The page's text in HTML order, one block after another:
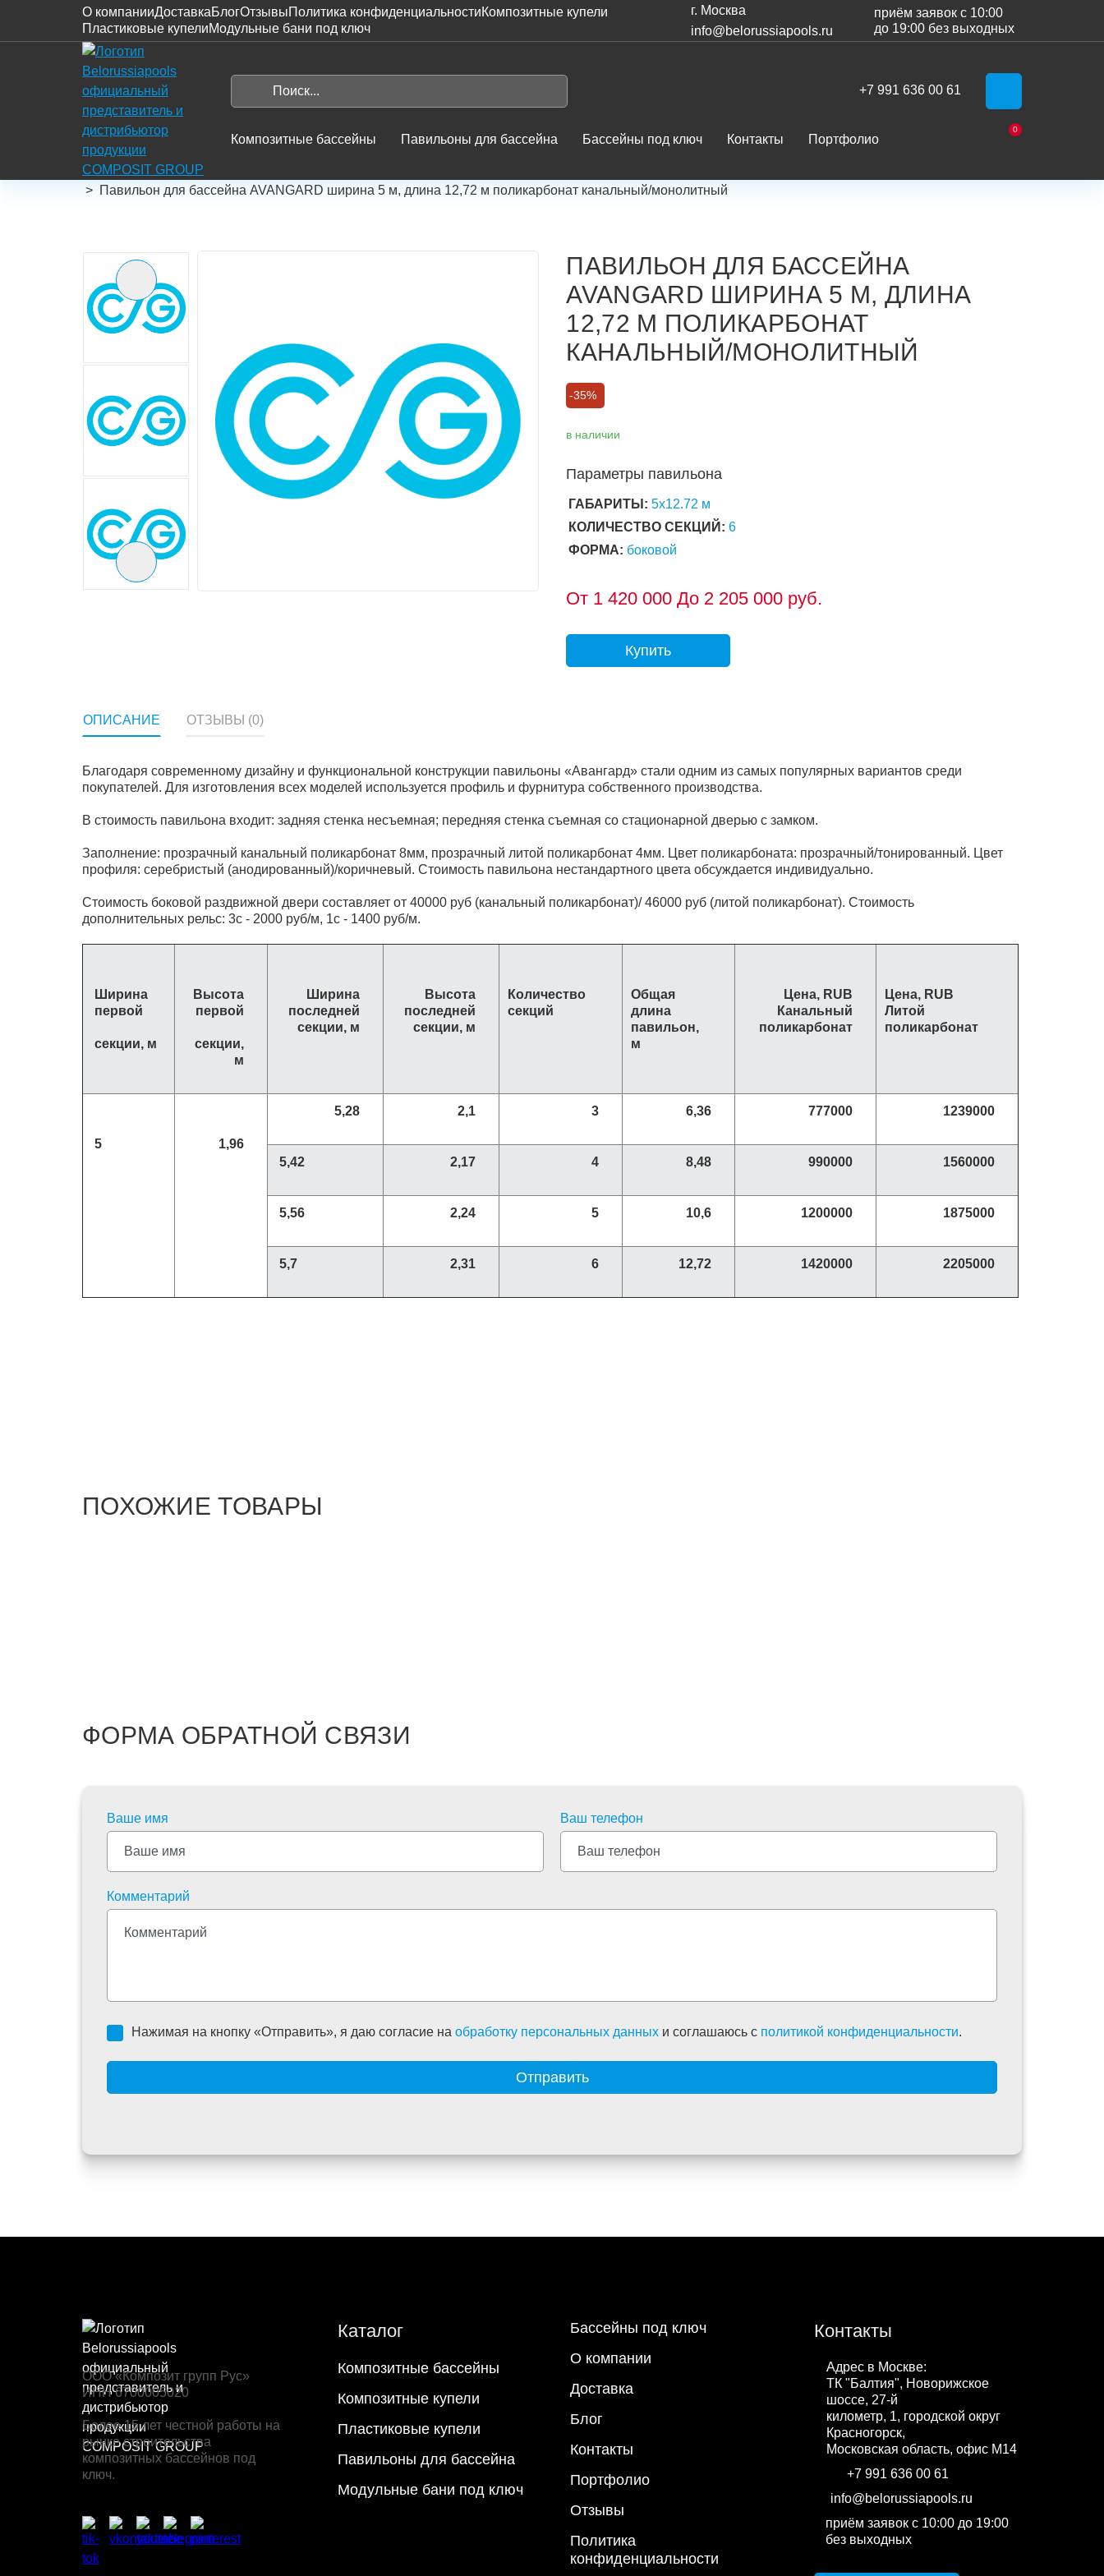
О компанииДоставкаБлогОтзывыПолитика конфиденциальностиКомпозитные купели
Пластиковые купелиМодульные бани под ключ
г. Москва
info@belorussiapools.ru
приём заявок с 10:00
до 19:00 без выходных
На
главную
Поиск...Search
WhatsApp
+7 991 636 00 61
Композитные бассейны Павильоны для бассейна Бассейны под ключ Контакты Портфолио
0
Главная Каталог
Павильон для бассейна AVANGARD ширина 5 м, длина 12,72 м поликарбонат канальный/монолитный
ПАВИЛЬОН ДЛЯ БАССЕЙНА
AVANGARD ШИРИНА 5 М, ДЛИНА
12,72 М ПОЛИКАРБОНАТ
КАНАЛЬНЫЙ/МОНОЛИТНЫЙ
-35%
в наличии
Параметры павильона
ГАБАРИТЫ: 5х12.72 м
КОЛИЧЕСТВО СЕКЦИЙ: 6
ФОРМА: боковой
От 1 420 000 До 2 205 000 руб.
Купить
Предыдущий слайд
Следующий слайд
ОПИСАНИЕ ОТЗЫВЫ (0)
Благодаря современному дизайну и функциональной конструкции павильоны «Авангард» стали одним из самых популярных вариантов среди
покупателей. Для изготовления всех моделей используется профиль и фурнитура собственного производства.
В стоимость павильона входит: задняя стенка несъемная; передняя стенка съемная со стационарной дверью с замком.
Заполнение: прозрачный канальный поликарбонат 8мм, прозрачный литой поликарбонат 4мм. Цвет поликарбоната: прозрачный/тонированный. Цвет
профиля: серебристый (анодированный)/коричневый. Стоимость павильона нестандартного цвета обсуждается индивидуально.
Стоимость боковой раздвижной двери составляет от 40000 руб (канальный поликарбонат)/ 46000 руб (литой поликарбонат). Стоимость
дополнительных рельс: 3с - 2000 руб/м, 1с - 1400 руб/м.
Ширина
первой
секции, м
Высота
первой
секции,
м
Ширина
последней
секции, м
Высота
последней
секции, м
Количество
секций
Общая
длина
павильон,
м
Цена, RUB
Канальный
поликарбонат
Цена, RUB
Литой
поликарбонат
5 1,96
5,28 2,1 3 6,36 777000 1239000
5,42 2,17 4 8,48 990000 1560000
5,56 2,24 5 10,6 1200000 1875000
5,7 2,31 6 12,72 1420000 2205000
ПОХОЖИЕ ТОВАРЫ
ФОРМА ОБРАТНОЙ СВЯЗИ
Ваше имя Ваш телефон
Комментарий
Нажимая на кнопку «Отправить», я даю согласие на обработку персональных данных и соглашаюсь c политикой конфиденциальности.
Отправить
ООО «Композит групп Рус»
ИНН 6700005020
Более 15 лет честной работы на
рынке строительства
композитных бассейнов под
ключ.
Каталог
Композитные бассейны
Композитные купели
Пластиковые купели
Павильоны для бассейна
Модульные бани под ключ
Бассейны под ключ
О компании
Доставка
Блог
Контакты
Портфолио
Отзывы
Политика
конфиденциальности
Контакты
Адрес в Москве:
ТК "Балтия", Новорижское
шоссе, 27-й
километр, 1, городской округ
Красногорск,
Московская область, офис М14
WhatsApp
+7 991 636 00 61
info@belorussiapools.ru
приём заявок с 10:00 до 19:00
без выходных